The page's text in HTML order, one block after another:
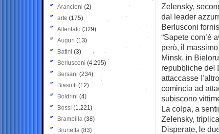
Zelensky,
dal leader
Berlusconi
“Sapete com’è
però, il
Minsk, in
repubbliche del
attaccasse
comincia ad
subiscono
La colpa, a
Zelensky,
Disperate, le
Arancioni (2)
arte (175)
Attentato (329)
Auguri (13)
Batini (3)
Berlusconi (4.295)
Bersani (234)
Biasotti (12)
Boldrini (4)
Bossi (1.221)
Brambilla (38)
Brunetta (83)